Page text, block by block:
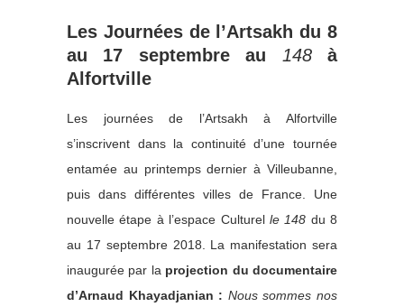
Les Journées de l’Artsakh du 8
au 17 septembre au 148à
Alfortville
Les journées de l’Artsakh à Alfortville
s’inscrivent dans la continuité d’une tournée
entamée au printemps dernier à Villeubanne,
puis dans différentes villes de France. Une
nouvelle étape à l’espace Culturel le 148 du 8
au 17 septembre 2018. La manifestation sera
inaugurée par la projection du documentaire
d’Arnaud Khayadjanian : Nous sommes nos